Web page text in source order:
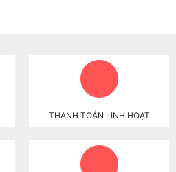
THANH TOÁN LINH HOẠT